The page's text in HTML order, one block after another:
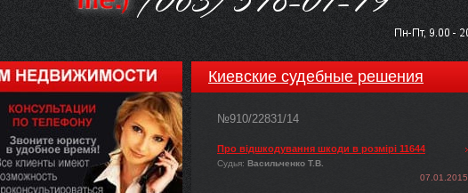
Киевские судебные решения
№910/22831/14
Про відшкодування шкоди в розмірі 11644
Судья: Васильченко Т.В.
07.01.2015